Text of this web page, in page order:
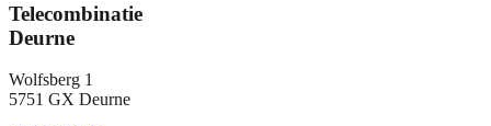
Telecombinatie
Deurne
Wolfsberg 1
5751 GX Deurne